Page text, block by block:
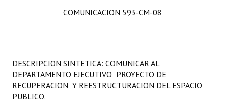
LEGISLACIÓN
Constitución Nacional
COMUNICACION 593-CM-08
DESCRIPCION SINTETICA: COMUNICAR AL
DEPARTAMENTO EJECUTIVO PROYECTO DE
RECUPERACION Y REESTRUCTURACION DEL ESPACIO
PUBLICO.